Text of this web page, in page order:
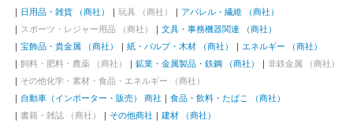
日用品・雑貨 （商社）
玩具 （商社）
アパレル・繊維 （商社）
スポーツ・レジャー用品 （商社）
文具・事務機器関連 （商社）
宝飾品・貴金属 （商社）
紙・パルプ・木材 （商社）
エネルギー （商社）
飼料・肥料・農薬 （商社）
鉱業・金属製品・鉄鋼 （商社）
非鉄金属 （商社）
その他化学・素材・食品・エネルギー （商社）
自動車（インポーター・販売） 商社
食品・飲料・たばこ （商社）
書籍・雑誌 （商社）
その他商社 建材 （商社）